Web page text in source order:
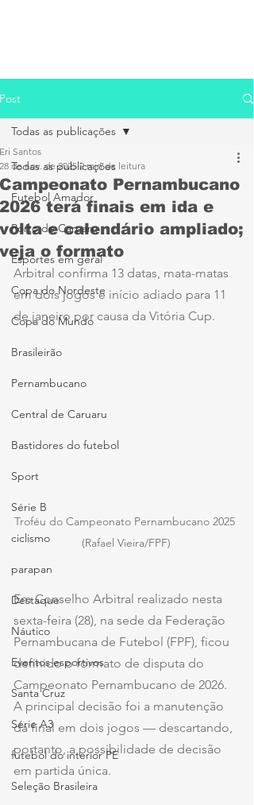
Post
Todas as publicações
Futebol Amador
Porto de Caruaru
Esportes em geral
Copa do Nordeste
Copa do Mundo
Brasileirão
Pernambucano
Central de Caruaru
Bastidores do futebol
Sport
Série B
ciclismo
parapan
Destaque
Náutico
Eventos esportivos
Santa Cruz
Série A3
futebol do interior PE
Seleção Brasileira
Todas as publicações
Campeonato Pernambucano
2026 terá finais em ida e
volta e calendário ampliado;
veja o formato
Eri Santos
28 de nov. de 2025 2 min de leitura
Arbitral confirma 13 datas, mata-matas
em dois jogos e início adiado para 11
de janeiro por causa da Vitória Cup.
Troféu do Campeonato Pernambucano 2025
(Rafael Vieira/FPF)
Em Conselho Arbitral realizado nesta
sexta-feira (28), na sede da Federação
Pernambucana de Futebol (FPF), ficou
definido o formato de disputa do
Campeonato Pernambucano de 2026.
A principal decisão foi a manutenção
da final em dois jogos — descartando,
portanto, a possibilidade de decisão
em partida única.